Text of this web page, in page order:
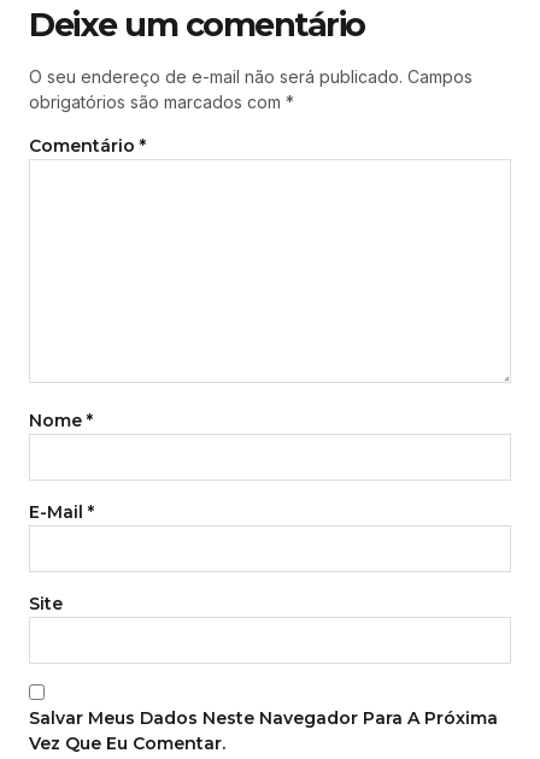
Deixe um comentário
O seu endereço de e-mail não será publicado. Campos
obrigatórios são marcados com *
Comentário *
Nome *
E-Mail *
Site
Salvar Meus Dados Neste Navegador Para A Próxima
Vez Que Eu Comentar.